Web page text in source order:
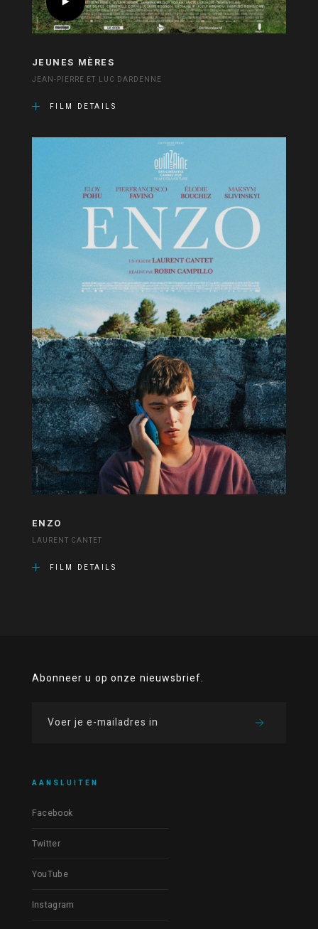
JEUNES MÈRES
JEAN-PIERRE ET LUC DARDENNE
FILM DETAILS
ENZO
LAURENT CANTET
FILM DETAILS
Abonneer u op onze nieuwsbrief.
AANSLUITEN
Facebook
Twitter
YouTube
Instagram